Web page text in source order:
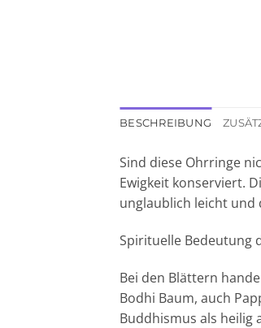
BESCHREIBUNG
Sind diese Ohrringe
Ewigkeit konserviert.
unglaublich leicht und
Spirituelle Bedeutung
Bei den Blättern
Bodhi Baum, auch
Buddhismus als heilig